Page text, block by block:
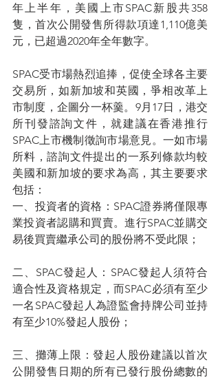
年上半年，美國上市SPAC新股共358
隻，首次公開發售所得款項達1,110億美
元，已超過2020年全年數字。
SPAC受市場熱烈追捧，促使全球各主要
交易所，如新加坡和英國，爭相改革上
市制度，企圖分一杯羹。9月17日，港交
所刊發諮詢文件，就建議在香港推行
SPAC上市機制徵詢市場意見。一如市場
所料，諮詢文件提出的一系列條款均較
美國和新加坡的要求為高，其主要要求
包括：
一、投資者的資格：SPAC證券將僅限專
業投資者認購和買賣。進行SPAC並購交
易後買賣繼承公司的股份將不受此限；
二、SPAC發起人：SPAC發起人須符合
適合性及資格規定，而SPAC必須有至少
一名SPAC發起人為證監會持牌公司並持
有至少10%發起人股份；
三、攤薄上限：發起人股份建議以首次
公開發售日期的所有已發行股份總數的